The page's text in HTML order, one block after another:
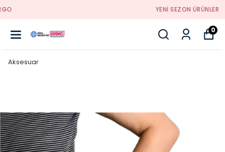
0
Aksesuar